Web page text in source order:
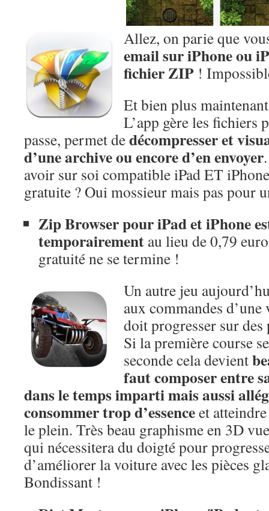
Allez, on parie que
email sur iPhone ou
fichier ZIP !
Et bien plus
L’app gère les fichiers
passe, permet dedécompresser et
d’une archive ou encore d’en envoyer
avoir sur soi compatible iPad ET
gratuite ? Oui mossieur mais pas pour
Zip Browser pour iPad et iPhone
temporairement au lieu de 0,79
gratuité ne se termine !
Un autre jeu
aux commandes
doit progresser sur des
Si la première course
seconde cela devient
faut composer entre
dans le temps imparti mais aussi
consommer trop d’essenceet
le plein. Très beau graphisme en 3D
qui nécessitera du doigté pour
d’améliorer la voiture avec les pièces
Bondissant !